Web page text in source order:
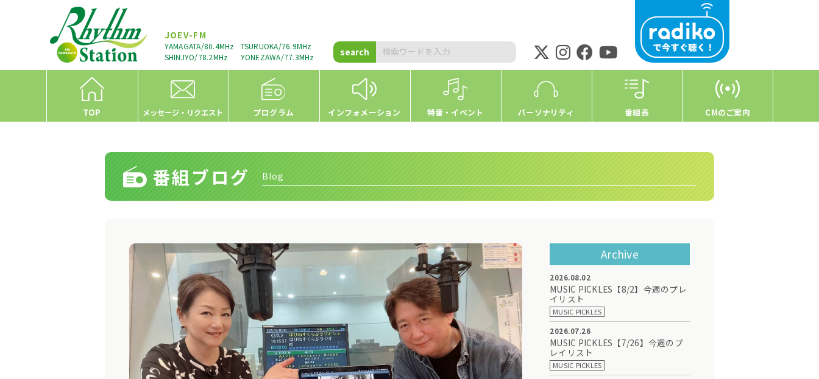
JOEV-FM
YAMAGATA/80.4MHz
TSURUOKA/76.9MHz
SHINJYO/78.2MHz
YONEZAWA/77.3MHz search
TOP メッセージ・リクエスト プログラム インフォメーション 特番・イベント パーソナリティ 番組表 CMのご案内
番組ブログ Blog
Archive
2026.08.02
MUSIC PICKLES【8/2】今週のプレ
イリスト
MUSIC PICKLES
2026.07.26
MUSIC PICKLES【7/26】今週のプ
レイリスト
MUSIC PICKLES